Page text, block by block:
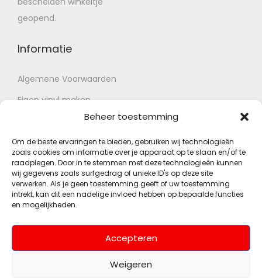
Beheer toestemming
Om de beste ervaringen te bieden, gebruiken wij technologieën
zoals cookies om informatie over je apparaat op te slaan en/of te
raadplegen. Door in te stemmen met deze technologieën kunnen
wij gegevens zoals surfgedrag of unieke ID's op deze site
verwerken. Als je geen toestemming geeft of uw toestemming
intrekt, kan dit een nadelige invloed hebben op bepaalde functies
en mogelijkheden.
Accepteren
Weigeren
geopend.
Informatie
Algemene Voorwaarden
Eigen vinyl maken
Retour voorwaarden
Contact
Account
Mijn account
Wenslijst